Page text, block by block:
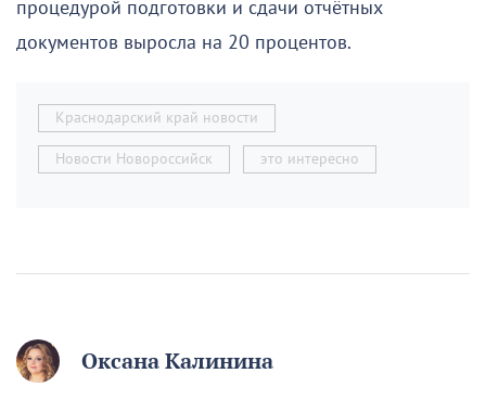
процедурой подготовки и сдачи отчётных
документов выросла на 20 процентов.
Краснодарский край новости
Новости Новороссийск это интересно
Оксана Калинина